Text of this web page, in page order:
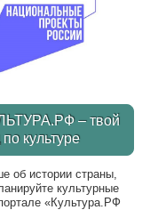
– твой
по культуре
об истории страны,
культурные
«Культура.РФ